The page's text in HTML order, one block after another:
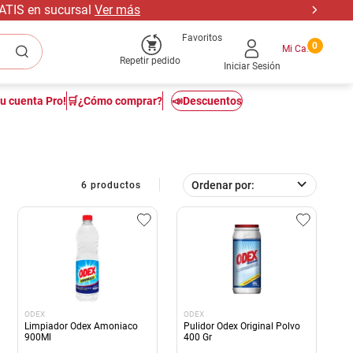
en sucursal Ver más
Repetir pedido
Favoritos
Iniciar Sesión
0
cuenta Pro! 🛒¿Cómo comprar? 📣Descuentos
6 productos Ordenar por
ODEX
Limpiador Odex Amoniaco
900Ml
ODEX
Pulidor Odex Original Polvo
400 Gr